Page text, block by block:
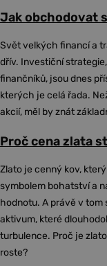
Jak obchodovat
Svět velkých financí a
dřív. Investiční
finančníků, jsou dnes
kterých je celá řada.
akcií, měl by znát
Proč cena zlata
Zlato je cenný kov,
symbolem bohatství a
hodnotu. A právě v
aktivum, které
turbulence. Proč je
roste?